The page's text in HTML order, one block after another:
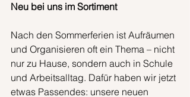
Neu bei uns im Sortiment
Nach den Sommerferien ist Aufräumen
und Organisieren oft ein Thema – nicht
nur zu Hause, sondern auch in Schule
und Arbeitsalltag. Dafür haben wir jetzt
etwas Passendes: unsere neuen